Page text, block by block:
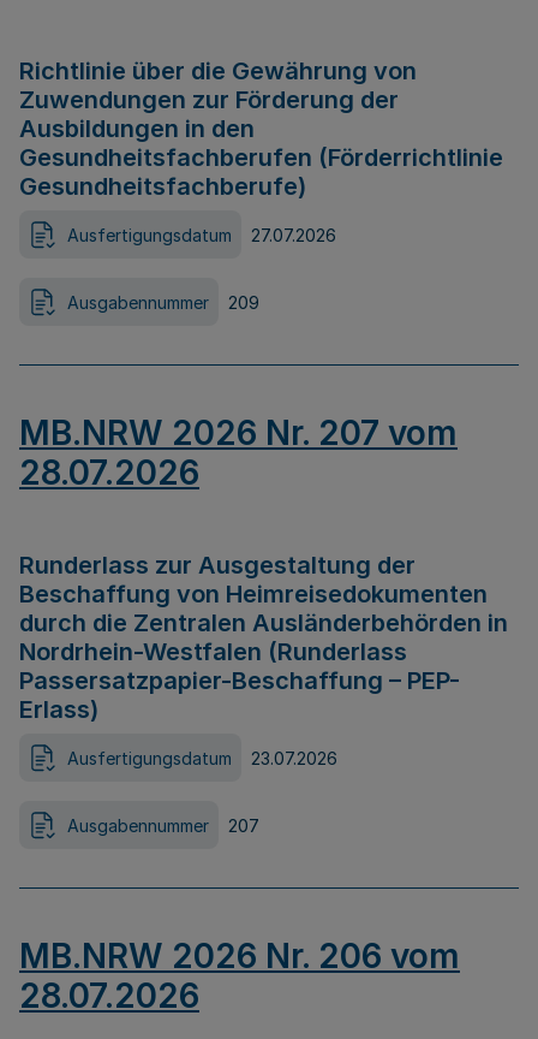
Richtlinie über die Gewährung von
Zuwendungen zur Förderung der
Ausbildungen in den
Gesundheitsfachberufen (Förderrichtlinie
Gesundheitsfachberufe)
Ausfertigungsdatum 27.07.2026
Ausgabennummer 209
MB.NRW 2026 Nr. 207 vom
28.07.2026
Runderlass zur Ausgestaltung der
Beschaffung von Heimreisedokumenten
durch die Zentralen Ausländerbehörden in
Nordrhein-Westfalen (Runderlass
Passersatzpapier-Beschaffung – PEP-
Erlass)
Ausfertigungsdatum 23.07.2026
Ausgabennummer 207
MB.NRW 2026 Nr. 206 vom
28.07.2026